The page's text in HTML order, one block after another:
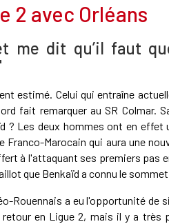
2 avec Orléans
me dit qu’il faut
estimé. Celui qui entraîne
fait remarquer au SR Colmar.
? Les deux hommes ont en effet
Franco-Marocain qui aura une
à l'attaquant ses premiers pas
que Benkaïd a connu le
Rouennais a eu l'opportunité de
en Ligue 2, mais il y a très